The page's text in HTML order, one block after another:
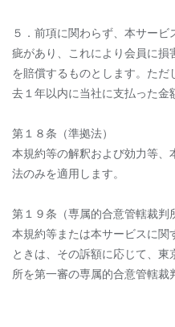
５．前項に関わらず、本サー
疵があり、これにより会員に
を賠償するものとします。た
去１年以内に当社に支払った金
第１８条（準拠法）
本規約等の解釈および効力等、
法のみを適用します。
第１９条（専属的合意管轄裁判
本規約等または本サービスに関
ときは、その訴額に応じて、東
所を第一審の専属的合意管轄裁